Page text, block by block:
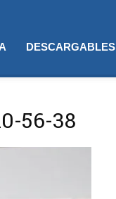
DESCARGABLES
56-38